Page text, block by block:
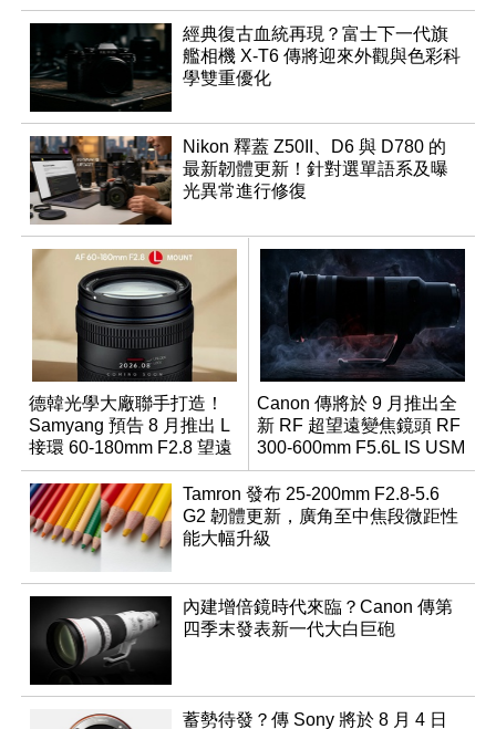
經典復古血統再現？富士下一代旗
艦相機 X-T6 傳將迎來外觀與色彩科
學雙重優化
Nikon 釋蓋 Z50II、D6 與 D780 的
最新韌體更新！針對選單語系及曝
光異常進行修復
德韓光學大廠聯手打造！
Samyang 預告 8 月推出 L
接環 60-180mm F2.8 望遠
變焦鏡
Canon 傳將於 9 月推出全
新 RF 超望遠變焦鏡頭 RF
300-600mm F5.6L IS USM
Tamron 發布 25-200mm F2.8-5.6
G2 韌體更新，廣角至中焦段微距性
能大幅升級
內建增倍鏡時代來臨？Canon 傳第
四季末發表新一代大白巨砲
蓄勢待發？傳 Sony 將於 8 月 4 日